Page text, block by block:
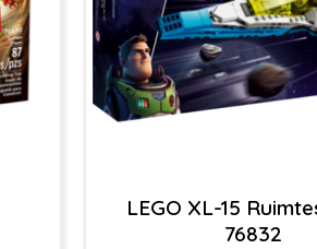
LEGO XL-15
76832